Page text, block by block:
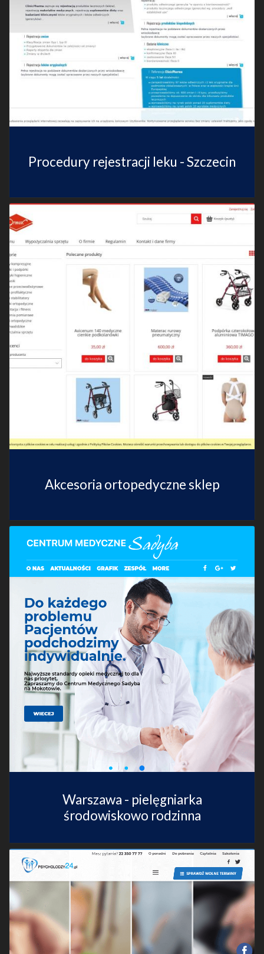
Procedury rejestracji leku - Szczecin
Akcesoria ortopedyczne sklep
Warszawa - pielęgniarka
środowiskowo rodzinna